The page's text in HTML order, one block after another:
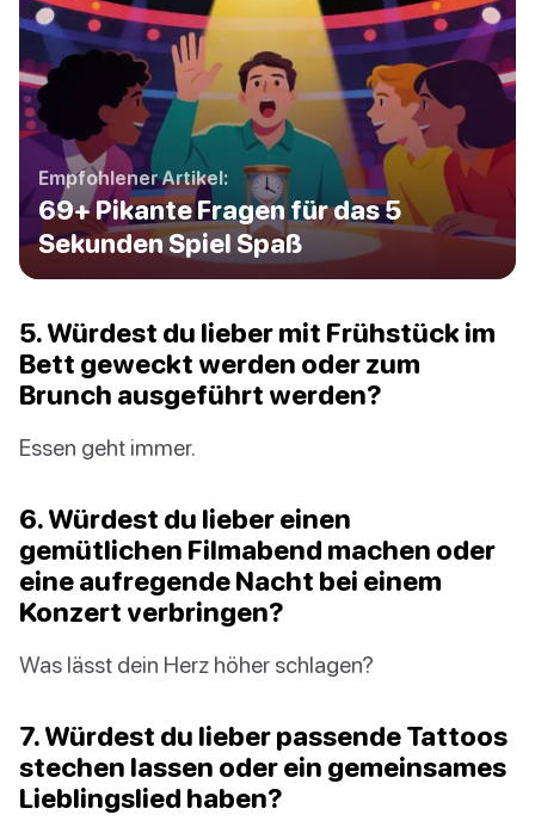
Empfohlener Artikel:
69+ Pikante Fragen für das 5
Sekunden Spiel Spaß
5. Würdest du lieber mit Frühstück im
Bett geweckt werden oder zum
Brunch ausgeführt werden?
Essen geht immer.
6. Würdest du lieber einen
gemütlichen Filmabend machen oder
eine aufregende Nacht bei einem
Konzert verbringen?
Was lässt dein Herz höher schlagen?
7. Würdest du lieber passende Tattoos
stechen lassen oder ein gemeinsames
Lieblingslied haben?